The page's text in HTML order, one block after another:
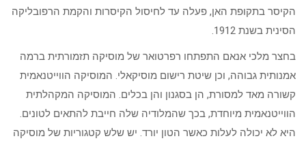
הקיסר בתקופת האן, פעלה עד לחיסול הקיסרות והקמת הרפובליקה
הסינית בשנת 1912.
בחצר מלכי אנאם התפתחו רפרטואר של מוסיקה תזמורתית ברמה
אמנותית גבוהה, וכן שיטת רישום מוסיקאלי. המוסיקה הווייטנאמית
קשורה מאד למסורת, הן בסגנון והן בכלים. המוסיקה המקהלתית
הווייטנאמית מיוחדת, בכך שהמלודיה שלה חייבת להתאים לטונים.
היא לא יכולה לעלות כאשר הטון יורד. יש שלש קטגוריות של מוסיקה